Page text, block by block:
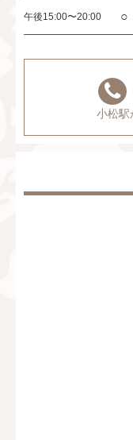
午後15:00〜20:00 ○
小松駅